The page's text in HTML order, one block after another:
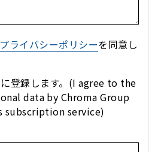
ライバシーポリシーを同意し
登録します。(I agree to the
data by Chroma Group
service)